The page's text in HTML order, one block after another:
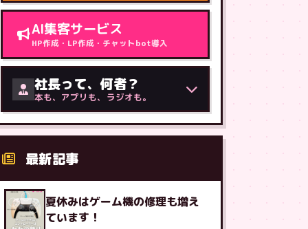
AI集客サービス
HP作成・LP作成・チャットbot導入
社長って、何者？
本も、アプリも、ラジオも。
最新記事
夏休みはゲーム機の修理も増え
ています！